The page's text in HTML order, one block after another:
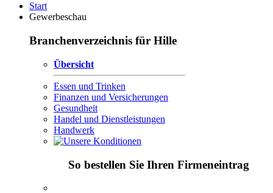
Start
Gewerbeschau
Branchenverzeichnis für Hille
Übersicht
Essen und Trinken
Finanzen und Versicherungen
Gesundheit
Handel und Dienstleistungen
Handwerk
So bestellen Sie Ihren Firmeneintrag